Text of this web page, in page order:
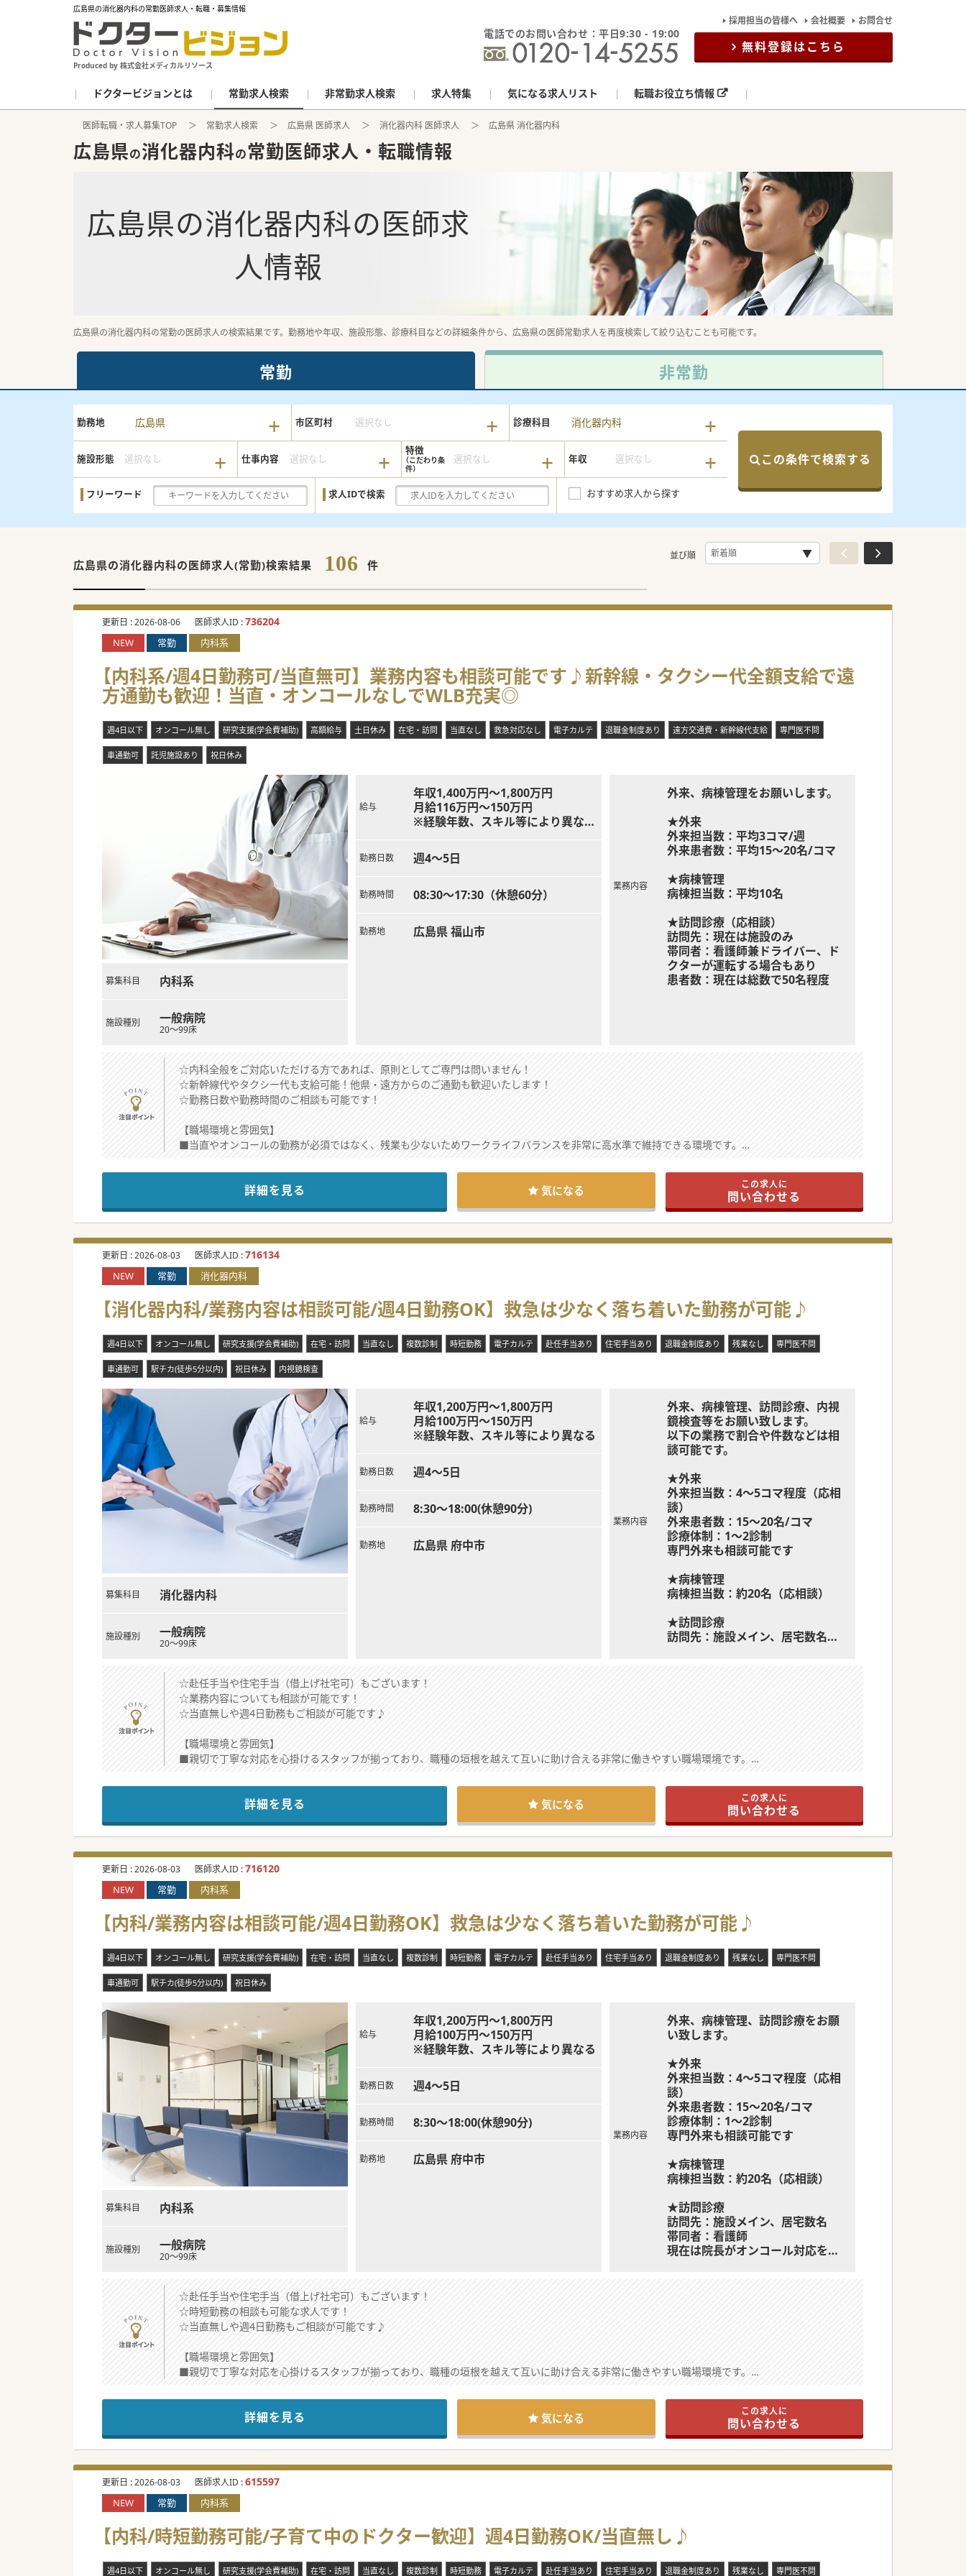
広島県の消化器内科の常勤医師求人・転職・募集情報
Produced by 株式会社メディカルリソース
電話でのお問い合わせ：平日9:30 - 19:00
採用担当の皆様へ 会社概要 お問合せ
無料登録はこちら
ドクタービジョンとは 常勤求人検索 非常勤求人検索 求人特集 気になる求人リスト 転職お役立ち情報
医師転職・求人募集TOP 常勤求人検索 広島県 医師求人 消化器内科 医師求人 広島県 消化器内科
広島県の消化器内科の常勤医師求人・転職情報
広島県の消化器内科の医師求
人情報
広島県の消化器内科の常勤の医師求人の検索結果です。勤務地や年収、施設形態、診療科目などの詳細条件から、広島県の医師常勤求人を再度検索して絞り込むことも可能です。
常勤 非常勤
勤務地 広島県 市区町村 選択なし 診療科目 消化器内科
施設形態 選択なし 仕事内容 選択なし
特徴
選択なし 年収 選択なし
フリーワード 求人IDで検索 おすすめ求人から探す
この条件で検索する
広島県の消化器内科の医師求人(常勤)検索結果 106 件
並び順
更新日 :2026-08-06 医師求人ID :736204
NEW 常勤 内科系
【内科系/週4日勤務可/当直無可】業務内容も相談可能です♪新幹線・タクシー代全額支給で遠
方通勤も歓迎！当直・オンコールなしでWLB充実◎
週4日以下 オンコール無し 研究支援(学会費補助) 高額給与 土日休み 在宅・訪問 当直なし 救急対応なし 電子カルテ 退職金制度あり 遠方交通費・新幹線代支給 専門医不問
車通勤可 託児施設あり 祝日休み
募集科目 内科系
施設種別 一般病院
20～99床
給与
年収1,400万円～1,800万円
月給116万円～150万円
※経験年数、スキル等により異なる
勤務日数 週4～5日
勤務時間 08:30～17:30（休憩60分）
勤務地 広島県 福山市
業務内容
外来、病棟管理をお願いします。
★外来
外来担当数：平均3コマ/週
外来患者数：平均15～20名/コマ
★病棟管理
病棟担当数：平均10名
★訪問診療（応相談）
訪問先：現在は施設のみ
帯同者：看護師兼ドライバー、ド
クターが運転する場合もあり
患者数：現在は総数で50名程度
☆内科全般をご対応いただける方であれば、原則としてご専門は問いません！
☆新幹線代やタクシー代も支給可能！他県・遠方からのご通勤も歓迎いたします！
☆勤務日数や勤務時間のご相談も可能です！
【職場環境と雰囲気】
■当直やオンコールの勤務が必須ではなく、残業も少ないためワークライフバランスを非常に高水準で維持できる環境です。
■新幹線代やタクシー代の全額支給に対応しており、他県や遠方からの通勤であっても精神的・肉体的な負担なく通っていただけます。
■AI問診システムなどの医療DXを前向きに導入しており、コメディカルとの強力な連携のもとスマートに診療へ専念できます。
【具体的な業務内容】
■週3コマ程度の一般内科および専門外来をご担当いただき、1コマあたり15～20名ほどの患者様を丁寧に診療していただきます。
■病棟管理では急性期や地域包括ケア病棟にて主治医として10名程度を受け持ち、内科全般（呼吸器疾患含む）の全身管理を担っていただきます。
■ご希望や適性に応じて施設への訪問診療にも携わっていただき、地域密着型のアプローチで高齢者の在宅療養を支えていきます。
【募集背景】
■今後さらに注力していく訪問診療の推進と医療DXの活性化を見据え、先進的なツールに理解のある内科医を求めております。
詳細を見る 気になる この求人に
問い合わせる
更新日 :2026-08-03 医師求人ID :716134
NEW 常勤 消化器内科
【消化器内科/業務内容は相談可能/週4日勤務OK】救急は少なく落ち着いた勤務が可能♪
週4日以下 オンコール無し 研究支援(学会費補助) 在宅・訪問 当直なし 複数診制 時短勤務 電子カルテ 赴任手当あり 住宅手当あり 退職金制度あり 残業なし 専門医不問
車通勤可 駅チカ(徒歩5分以内) 祝日休み 内視鏡検査
募集科目 消化器内科
施設種別 一般病院
20～99床
給与
年収1,200万円～1,800万円
月給100万円～150万円
※経験年数、スキル等により異なる
勤務日数 週4～5日
勤務時間 8:30～18:00(休憩90分)
勤務地 広島県 府中市
業務内容
外来、病棟管理、訪問診療、内視
鏡検査等をお願い致します。
以下の業務で割合や件数などは相
談可能です。
★外来
外来担当数：4～5コマ程度（応相
談）
外来患者数：15～20名/コマ
診療体制：1～2診制
専門外来も相談可能です
★病棟管理
病棟担当数：約20名（応相談）
★訪問診療
訪問先：施設メイン、居宅数名
現在は院長がオンコール対応をさ
れています
訪問エリアは病院から車で20分程
度です
★内視鏡検査
件数：上部2～3件、下部1件程度
経口、経鼻あり
☆赴任手当や住宅手当（借上げ社宅可）もございます！
☆業務内容についても相談が可能です！
☆当直無しや週4日勤務もご相談が可能です♪
【職場環境と雰囲気】
■親切で丁寧な対応を心掛けるスタッフが揃っており、職種の垣根を越えて互いに助け合える非常に働きやすい職場環境です。
■院長は40歳代と若く温厚なお人柄で、患者様一人ひとりに寄り添う医療を大切にされており、医師同士の相談もしやすいです。
■急性疾患から慢性疾患まで幅広い層の患者様が来院され、地域に根差したアットホームで穏やかな空気が院内に流れています。
■週に4コマから5コマ程度の外来を担当し、地域のかかりつけ医として風邪から生活習慣病まで幅広い内科疾患を診察します。
■病棟管理では地域包括ケア病床を含む20名程度を受け持ち、主治医として退院支援や終末期医療まで主体的に携わります。
■訪問診療では看護師とペアを組み、施設や居宅を定期的に巡回することで、通院困難な高齢患者様の健やかな生活を支えます。
【募集背景】
■近隣の開業医の高齢化により、地域における訪問診療へのニーズが急増しており、応需体制を強化するための増員募集です。
#秋入職可
詳細を見る 気になる この求人に
問い合わせる
更新日 :2026-08-03 医師求人ID :716120
NEW 常勤 内科系
【内科/業務内容は相談可能/週4日勤務OK】救急は少なく落ち着いた勤務が可能♪
週4日以下 オンコール無し 研究支援(学会費補助) 在宅・訪問 当直なし 複数診制 時短勤務 電子カルテ 赴任手当あり 住宅手当あり 退職金制度あり 残業なし 専門医不問
車通勤可 駅チカ(徒歩5分以内) 祝日休み
募集科目 内科系
施設種別 一般病院
20～99床
給与
年収1,200万円～1,800万円
月給100万円～150万円
※経験年数、スキル等により異なる
勤務日数 週4～5日
勤務時間 8:30～18:00(休憩90分)
勤務地 広島県 府中市
業務内容
外来、病棟管理、訪問診療をお願
い致します。
★外来
外来担当数：4～5コマ程度（応相
談）
外来患者数：15～20名/コマ
診療体制：1～2診制
専門外来も相談可能です
★病棟管理
病棟担当数：約20名（応相談）
★訪問診療
訪問先：施設メイン、居宅数名
帯同者：看護師
現在は院長がオンコール対応をさ
訪問エリアは病院から車で20分程
度です
☆赴任手当や住宅手当（借上げ社宅可）もございます！
☆時短勤務の相談も可能な求人です！
☆当直無しや週4日勤務もご相談が可能です♪
【職場環境と雰囲気】
■親切で丁寧な対応を心掛けるスタッフが揃っており、職種の垣根を越えて互いに助け合える非常に働きやすい職場環境です。
■院長は40歳代と若く温厚なお人柄で、患者様一人ひとりに寄り添う医療を大切にされており、医師同士の相談もしやすいです。
■急性疾患から慢性疾患まで幅広い層の患者様が来院され、地域に根差したアットホームで穏やかな空気が院内に流れています。
【具体的な業務内容】
■週に4コマから5コマ程度の外来を担当し、地域のかかりつけ医として風邪から生活習慣病まで幅広い内科疾患を診察します。
■病棟管理では地域包括ケア病床を含む20名程度を受け持ち、主治医として退院支援や終末期医療まで主体的に携わります。
■訪問診療では看護師とペアを組み、施設や居宅を定期的に巡回することで、通院困難な高齢患者様の健やかな生活を支えます。
【募集背景】
■近隣の開業医の高齢化により、地域における訪問診療へのニーズが急増しており、応需体制を強化するための増員募集です。
詳細を見る 気になる この求人に
問い合わせる
更新日 :2026-08-03 医師求人ID :615597
NEW 常勤 内科系
【内科/時短勤務可能/子育て中のドクター歓迎】週4日勤務OK/当直無し♪
週4日以下 オンコール無し 研究支援(学会費補助) 在宅・訪問 当直なし 複数診制 時短勤務 電子カルテ 赴任手当あり 住宅手当あり 退職金制度あり 残業なし 専門医不問